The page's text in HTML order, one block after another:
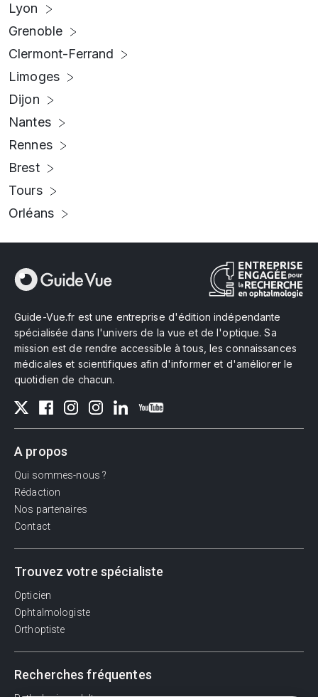
Lyon
Grenoble
Clermont-Ferrand
Limoges
Dijon
Nantes
Rennes
Brest
Tours
Orléans
Guide-Vue.fr est une entreprise d'édition indépendante
spécialisée dans l'univers de la vue et de l'optique. Sa
mission est de rendre accessible à tous, les connaissances
médicales et scientifiques afin d'informer et d'améliorer le
quotidien de chacun.
A propos
Qui sommes-nous ?
Rédaction
Nos partenaires
Contact
Trouvez votre spécialiste
Opticien
Ophtalmologiste
Orthoptiste
Recherches fréquentes